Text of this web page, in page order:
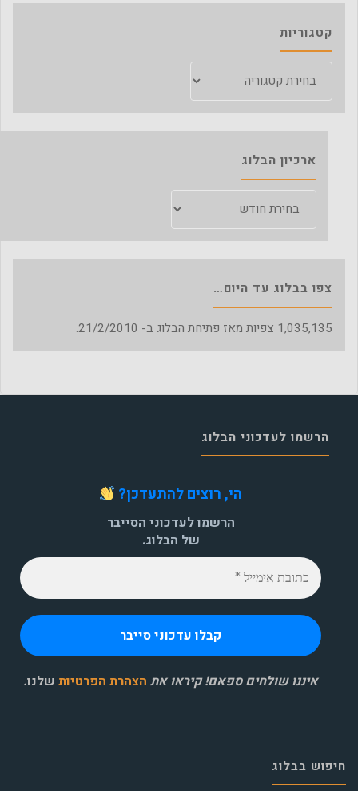
קטגוריות
ארכיון הבלוג
צפו בבלוג עד היום…
1,035,135 צפיות מאז פתיחת הבלוג ב- 21/2/2010.
הרשמו לעדכוני הבלוג
הי, רוצים להתעדכן?
הרשמו לעדכוני הסייבר
של הבלוג.
איננו שולחים ספאם! קיראו את הצהרת הפרטיות שלנו.
חיפוש בבלוג